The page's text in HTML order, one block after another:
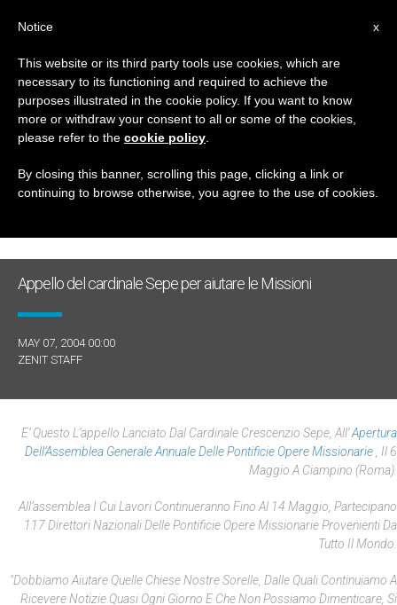
GIORNO
Maggio 7th, 2004
ULTIME NOTIZIE
Appello del cardinale Sepe per aiutare le Missioni
MAY 07, 2004 00:00
ZENIT STAFF
E’ Questo L’appello Lanciato Dal Cardinale Crescenzio Sepe, All’Apertura
Dell’Assemblea Generale Annuale Delle Pontificie Opere Missionarie
, Il 6
Maggio A Ciampino (Roma).
All’assemblea I Cui Lavori Continueranno Fino Al 14 Maggio, Partecipano
117 Direttori Nazionali Delle Pontificie Opere Missionarie Provenienti Da
Tutto Il Mondo.
"Dobbiamo Aiutare Quelle Chiese Nostre Sorelle, Dalle Quali Continuiamo A
Ricevere Notizie Quasi Ogni Giorno E Che Non Possiamo Dimenticare, Si
x
Notice
This website or its third party tools use cookies, which are
necessary to its functioning and required to achieve the
purposes illustrated in the cookie policy. If you want to know
more or withdraw your consent to all or some of the cookies,
please refer to the cookie policy
By closing this banner, scrolling this page, clicking a link or
continuing to browse otherwise, you agree to the use of cookies.